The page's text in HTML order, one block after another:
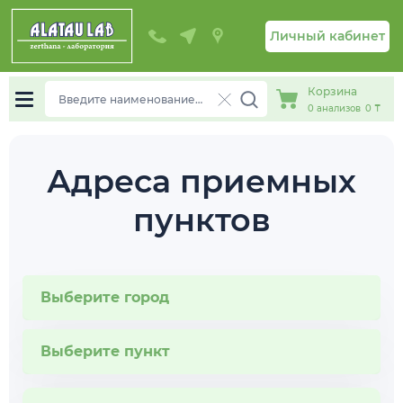
Личный кабинет
Корзина
0 анализов 0 ₸
Адреса приемных
пунктов
Выберите город
Выберите пункт